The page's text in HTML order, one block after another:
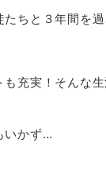
ちと３年間を
充実！そんな
いかず…